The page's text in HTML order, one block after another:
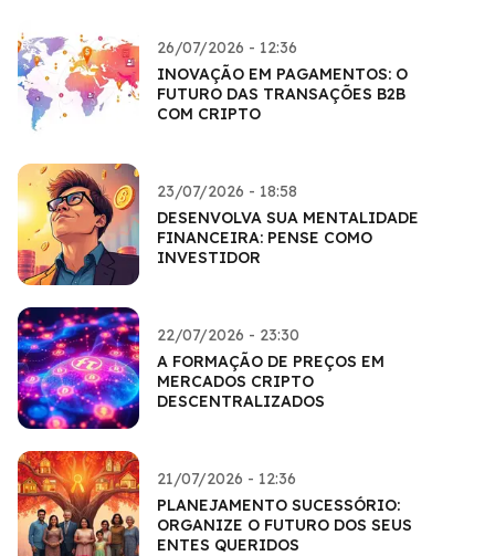
26/07/2026 - 12:36
INOVAÇÃO EM PAGAMENTOS: O
FUTURO DAS TRANSAÇÕES B2B
COM CRIPTO
23/07/2026 - 18:58
DESENVOLVA SUA MENTALIDADE
FINANCEIRA: PENSE COMO
INVESTIDOR
22/07/2026 - 23:30
A FORMAÇÃO DE PREÇOS EM
MERCADOS CRIPTO
DESCENTRALIZADOS
21/07/2026 - 12:36
PLANEJAMENTO SUCESSÓRIO:
ORGANIZE O FUTURO DOS SEUS
ENTES QUERIDOS